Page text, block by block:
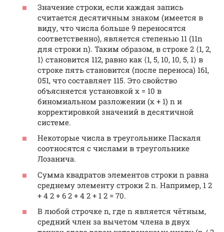
Значение строки, если каждая запись
считается десятичным знаком (имеется в
виду, что числа больше 9 переносятся
соответственно), является степенью 11 (11n
для строки n). Таким образом, в строке 2 ⟨1, 2,
1⟩ становится 112, равно как ⟨1, 5, 10, 10, 5, 1⟩ в
строке пять становится (после переноса) 161,
051, что составляет 115. Это свойство
объясняется установкой x = 10 в
биномиальном разложении (x + 1) n и
корректировкой значений в десятичной
системе.
Некоторые числа в треугольнике Паскаля
соотносятся с числами в треугольнике
Лозанича.
Сумма квадратов элементов строки n равна
среднему элементу строки 2 n. Например, 1 2
+ 4 2 + 6 2 + 4 2 + 1 2 = 70.
В любой строчке n, где n является чётным,
средний член за вычетом члена в двух